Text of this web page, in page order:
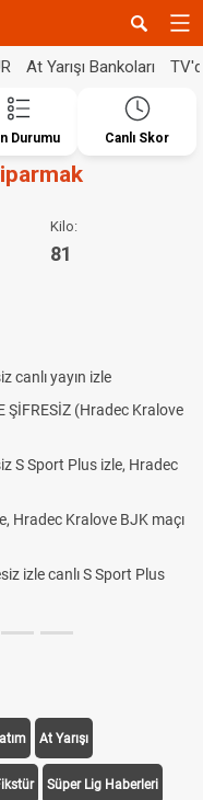
At Yarışı Bankoları
Durumu Canlı Skor
Kilo:
81
canlı yayın izle
ŞİFRESİZ (Hradec Kralove
S Sport Plus izle, Hradec
Hradec Kralove BJK maçı
izle canlı S Sport Plus
At Yarışı
Süper Lig Haberleri